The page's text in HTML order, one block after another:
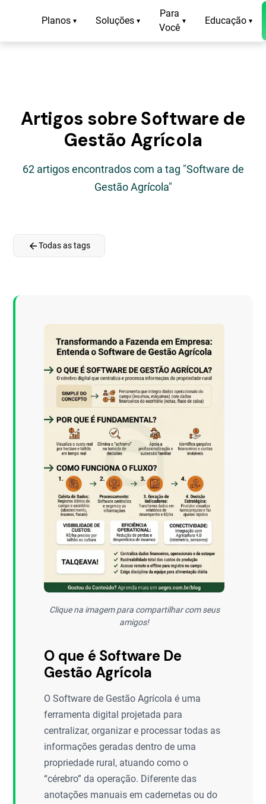
Planos ▾ Soluções ▾
Para
Você
▾ Educação ▾
Artigos sobre Software de
Gestão Agrícola
62 artigos encontrados com a tag "Software de
Gestão Agrícola"
arrow_backTodas as tags
Clique na imagem para compartilhar com seus
amigos!
O que é Software De
Gestão Agrícola
O Software de Gestão Agrícola é uma
ferramenta digital projetada para
centralizar, organizar e processar todas as
informações geradas dentro de uma
propriedade rural, atuando como o
“cérebro” da operação. Diferente das
anotações manuais em cadernetas ou do